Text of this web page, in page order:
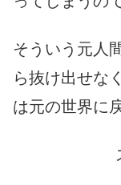
そういう元人
ら抜け出せな
は元の世界に